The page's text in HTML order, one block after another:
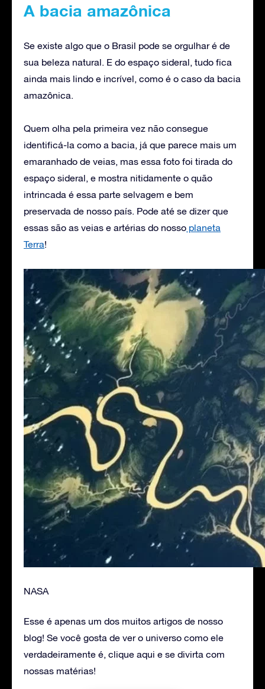
A bacia amazônica
Se existe algo que o Brasil pode se orgulhar é de
sua beleza natural. E do espaço sideral, tudo fica
ainda mais lindo e incrível, como é o caso da bacia
amazônica.
Quem olha pela primeira vez não consegue
identificá-la como a bacia, já que parece mais um
emaranhado de veias, mas essa foto foi tirada do
espaço sideral, e mostra nitidamente o quão
intrincada é essa parte selvagem e bem
preservada de nosso país. Pode até se dizer que
essas são as veias e artérias do nosso planeta
Terra!
NASA
Esse é apenas um dos muitos artigos de nosso
blog! Se você gosta de ver o universo como ele
verdadeiramente é, clique aqui e se divirta com
nossas matérias!